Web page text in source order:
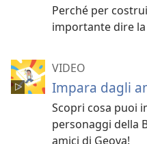
Perché per
importante dire
VIDEO
Impara dagli
Scopri cosa puoi
personaggi della
amici di Geova!